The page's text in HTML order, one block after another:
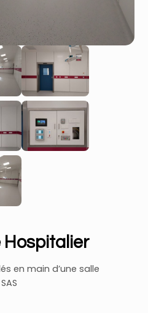
Hospitalier
en main d’une salle